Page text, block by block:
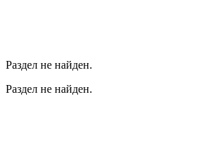
Раздел не найден.
Раздел не найден.